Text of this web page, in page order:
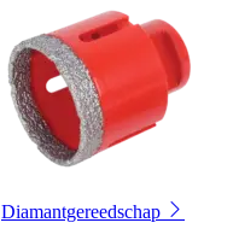
Diamantgereedschap